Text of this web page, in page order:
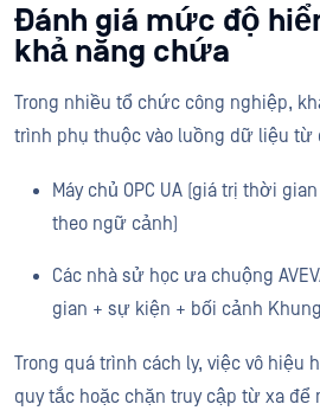
Đánh giá mức độ
khả năng chứa
Trong nhiều tổ chức công nghiệp,
trình phụ thuộc vào luồng dữ liệu từ
Máy chủ OPC UA (giá trị thời
theo ngữ cảnh)
Các nhà sử học ưa chuộng
gian + sự kiện + bối cảnh
Trong quá trình cách ly, việc vô hiệu
quy tắc hoặc chặn truy cập từ xa